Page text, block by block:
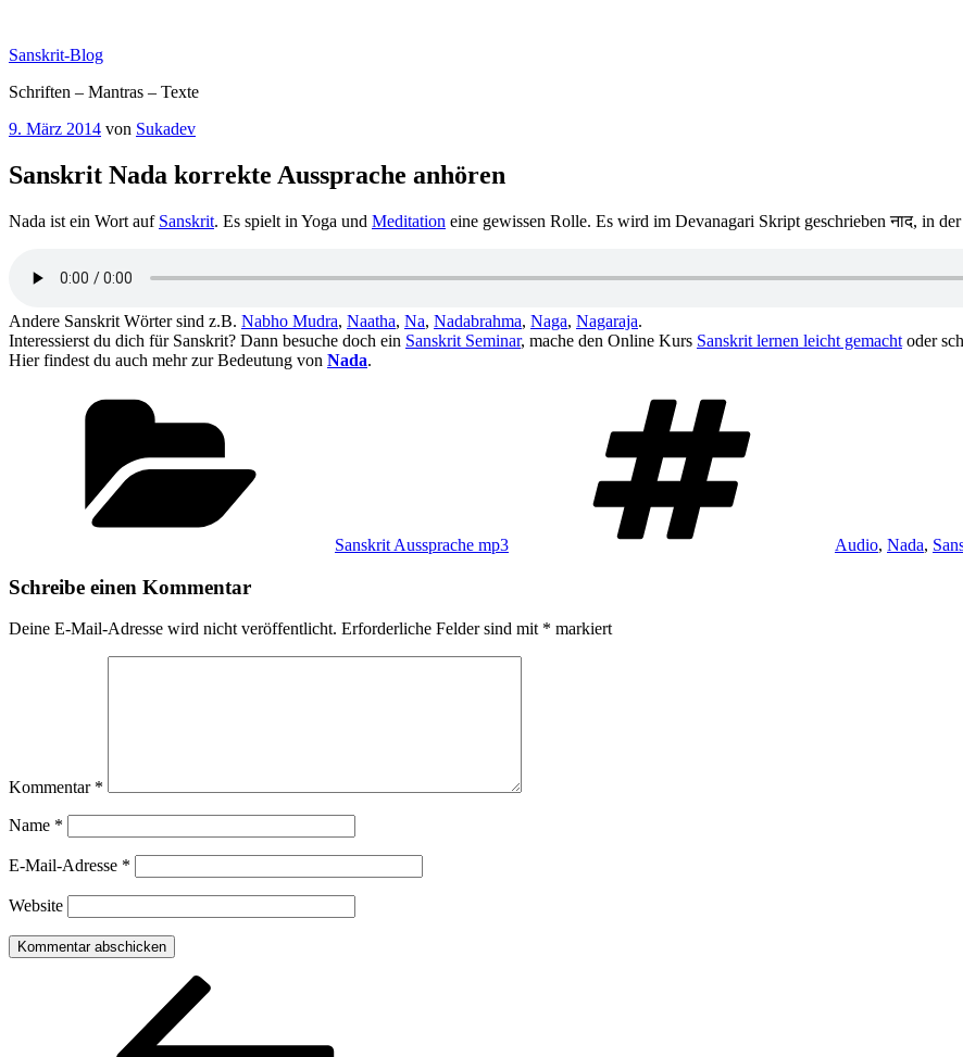
springen
Sanskrit-Blog
Schriften – Mantras – Texte
Veröffentlicht
9. März 2014 von Sukadev
Sanskrit Nada korrekte Aussprache anhören
Nada ist ein Wort auf Sanskrit. Es spielt in Yoga und Meditation eine gewissen Rolle. Es wird im Devanagari Skript geschrieben नाद, in
Andere Sanskrit Wörter sind z.B. Nabho Mudra, Naatha, Na, Nadabrahma, Naga, Nagaraja.
Interessierst du dich für Sanskrit? Dann besuche doch ein Sanskrit Seminar, mache den Online Kurs Sanskrit lernen leicht gemacht oder
Hier findest du auch mehr zur Bedeutung von Nada.
Sanskrit Aussprache mp3 Audio, Nada,
Schreibe einen Kommentar
Deine E-Mail-Adresse wird nicht veröffentlicht. Erforderliche Felder sind mit * markiert
Kommentar *
Name *
E-Mail-Adresse *
Website
Beitragsnavigation